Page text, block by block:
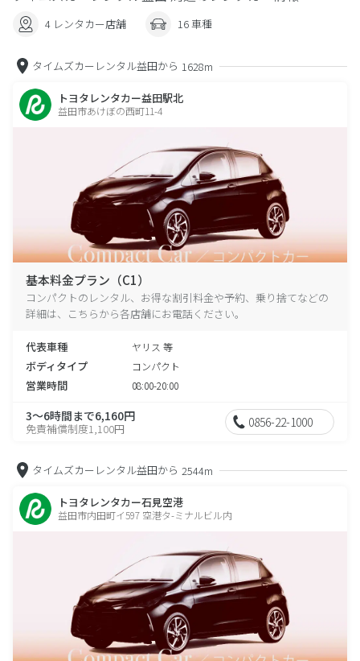
4 レンタカー店舗 16 車種
タイムズカーレンタル益田から 1628m
トヨタレンタカー益田駅北
益田市あけぼの西町11-4
基本料金プラン（C1）
コンパクトのレンタル、お得な割引料金や予約、乗り捨てなどの
詳細は、こちらから各店舗にお電話ください。
代表車種 ヤリス 等
ボディタイプ コンパクト
営業時間 08:00-20:00
3～6時間まで6,160円
免責補償制度1,100円 0856-22-1000
タイムズカーレンタル益田から 2544m
トヨタレンタカー石見空港
益田市内田町イ597 空港タ-ミナルビル内